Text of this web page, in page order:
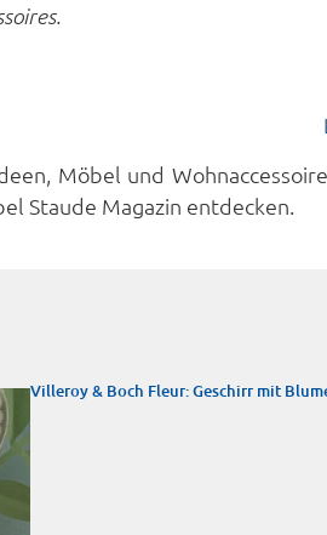
Möbel und
Staude Magazin entdecken.
Villeroy & Boch Fleur: Geschirr mit